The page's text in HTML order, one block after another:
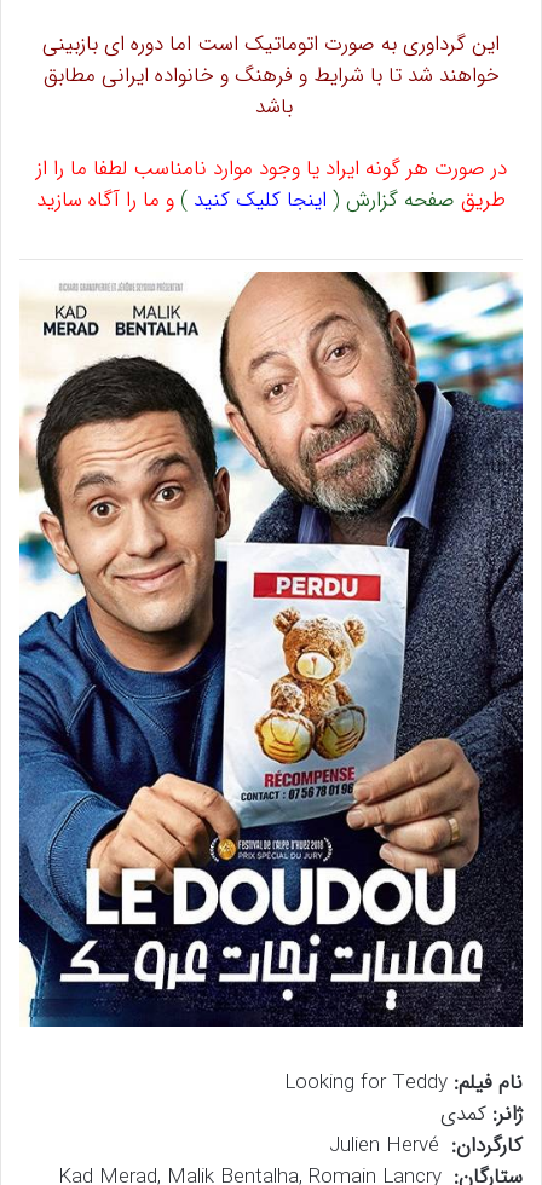
این گرداوری به صورت اتوماتیک است اما دوره ای بازبینی
خواهند شد تا با شرایط و فرهنگ و خانواده ایرانی مطابق
باشد
در صورت هر گونه ایراد یا وجود موارد نامناسب لطفا ما را از
طریق صفحه گزارش ( اینجا کلیک کنید ) و ما را آگاه سازید
نام فیلم:
ژانر: کمدی
کارگردان:
ستارگان: